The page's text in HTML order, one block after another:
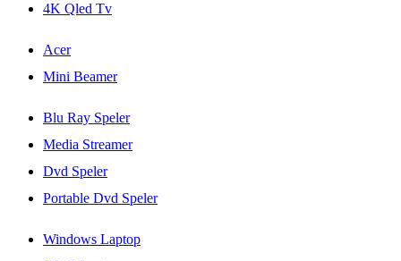
4K Qled Tv
Acer
Mini Beamer
Blu Ray Speler
Media Streamer
Dvd Speler
Portable Dvd Speler
Windows Laptop